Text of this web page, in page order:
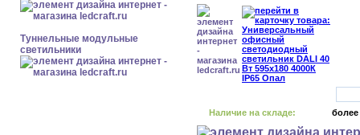
Туннельные модульные
светильники
Наличие на складе: более